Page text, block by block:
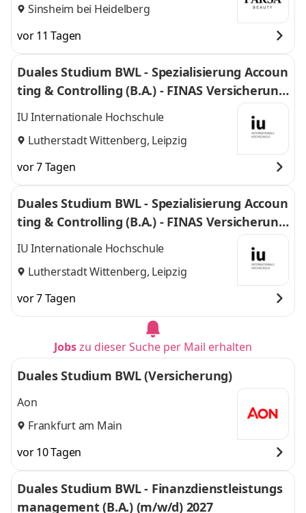
Sinsheim bei Heidelberg
vor 11 Tagen
Duales Studium BWL - Spezialisierung Accoun
ting & Controlling (B.A.) - FINAS Versicherung
smakler GmbH
IU Internationale Hochschule
Lutherstadt Wittenberg, Leipzig
vor 7 Tagen
Duales Studium BWL - Spezialisierung Accoun
ting & Controlling (B.A.) - FINAS Versicherung
smakler GmbH
IU Internationale Hochschule
Lutherstadt Wittenberg, Leipzig
vor 7 Tagen
Jobszu dieser Suche per Mail erhalten
Duales Studium BWL (Versicherung)
Aon
Frankfurt am Main
vor 10 Tagen
Duales Studium BWL - Finanzdienstleistungs
management (B.A.) (m/w/d) 2027